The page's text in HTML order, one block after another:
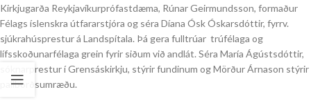
Kirkjugarða Reykjavíkurprófastdæma, Rúnar Geirmundsson, formaður
Félags íslenskra útfararstjóra og séra Díana Ósk Óskarsdóttir, fyrrv.
sjúkrahúsprestur á Landspítala. Þá gera fulltrúar trúfélaga og
lífsskoðunarfélaga grein fyrir siðum við andlát. Séra María Ágústsdóttir,
sóknarprestur í Grensáskirkju, stýrir fundinum og Mörður Árnason stýrir
pallborðsumræðu.